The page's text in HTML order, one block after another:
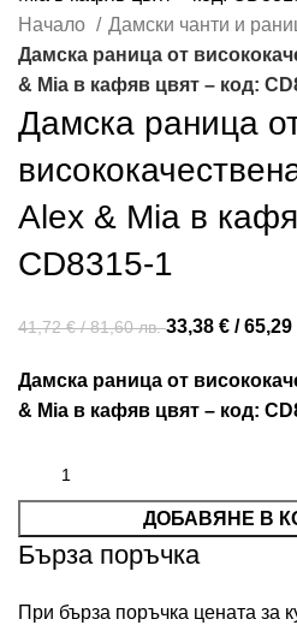
Начало Дамски чанти и
Дамска раница от
& Mia в кафяв цвят – код:
Дамска раница
Alex & Mia в
СD8315-1
41,72€/ 81,60 лв.33,38 € /
Дамска раница от
& Mia в кафяв цвят – код:
ДОБАВЯНЕ В
Бърза поръчка
При бърза поръчка цената за